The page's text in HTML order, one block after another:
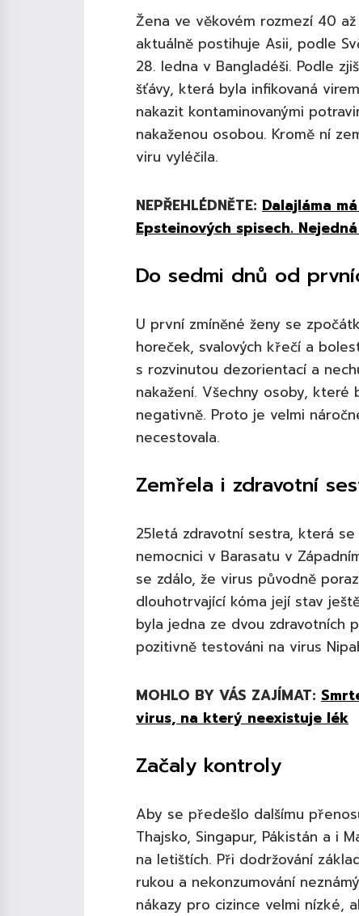
Žena ve věkovém rozmezí 40
aktuálně postihuje Asii, podle
28. ledna v Bangladéši. Podle
šťávy, která byla infikovaná
nakazit kontaminovanými
nakaženou osobou. Kromě ní
viru vyléčila.
NEPŘEHLÉDNĚTE: Dalajláma
Epsteinových spisech.
Do sedmi dnů od
U první zmíněné ženy se
horeček, svalových křečí a
s rozvinutou dezorientací a
nakažení. Všechny osoby,
negativně. Proto je velmi
necestovala.
Zemřela i zdravotní
25letá zdravotní sestra, která
nemocnici v Barasatu v
se zdálo, že virus původně
dlouhotrvající kóma její stav
byla jedna ze dvou zdravotních
pozitivně testováni na virus
MOHLO BY VÁS ZAJÍMAT:
virus, na který neexistuje lék
Začaly kontroly
Aby se předešlo dalšímu
Thajsko, Singapur, Pákistán a i
na letištích. Při dodržování
rukou a nekonzumování
nákazy pro cizince velmi nízké,